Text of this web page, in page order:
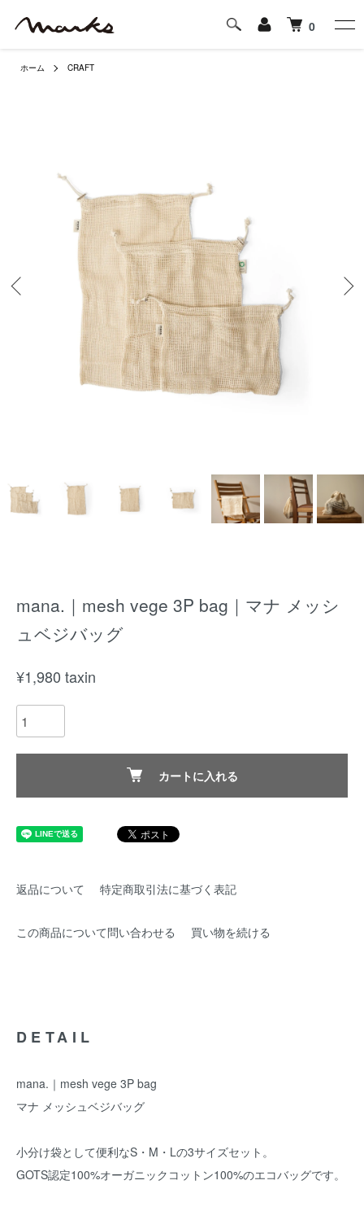
0
ホーム CRAFT
mana.｜mesh vege 3P bag｜マナ メッシ
ュベジバッグ
¥1,980 taxin
カートに入れる
返品について 特定商取引法に基づく表記
この商品について問い合わせる 買い物を続ける
DETAIL
mana.｜mesh vege 3P bag
マナ メッシュベジバッグ
小分け袋として便利なS・M・Lの3サイズセット。
GOTS認定100%オーガニックコットン100%のエコバッグです。